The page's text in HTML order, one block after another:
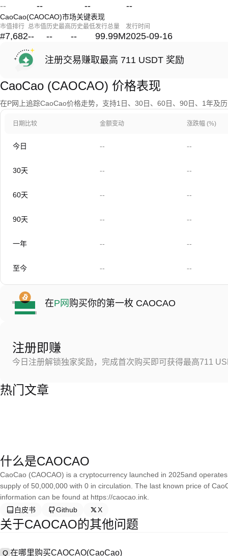
-- -- -- --
CaoCao(CAOCAO)市场关键表现
市值排行
#7,682
总市值
--
历史最高
--
历史最低
--
发行总量
99.99M
发行时间
2025-09-16
注册交易赚取最高 711 USDT 奖励
CaoCao (CAOCAO) 价格表现
在P网上追踪CaoCao价格走势，支持1日、30日、60日、90日、1年及
日期比较 金额变动 涨跌幅 (%)
今日 -- --
30天 -- --
60天 -- --
90天 -- --
一年 -- --
至今 -- --
在P网 购买你的第一枚 CAOCAO
注册即赚
今日注册解锁独家奖励，完成首次购买即可获得最高711
热门文章
什么是CAOCAO
CaoCao (CAOCAO) is a cryptocurrency launched in 2025and
supply of 50,000,000 with 0 in circulation. The last known price of
information can be found at https://caocao.ink.
白皮书
Github X
关于CAOCAO的其他问题
Q 在哪里购买CAOCAO(CaoCao)